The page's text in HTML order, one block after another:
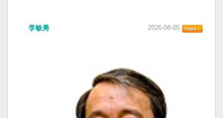
李敏勇 2026-08-05